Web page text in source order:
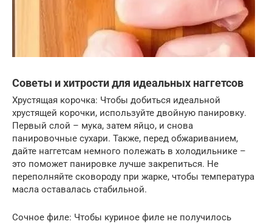
Советы и хитрости для идеальных наггетсов
Хрустящая корочка: Чтобы добиться идеальной
хрустящей корочки, используйте двойную панировку.
Первый слой – мука, затем яйцо, и снова
панировочные сухари. Также, перед обжариванием,
дайте наггетсам немного полежать в холодильнике –
это поможет панировке лучше закрепиться. Не
переполняйте сковороду при жарке, чтобы температура
масла оставалась стабильной.
Сочное филе: Чтобы куриное филе не получилось